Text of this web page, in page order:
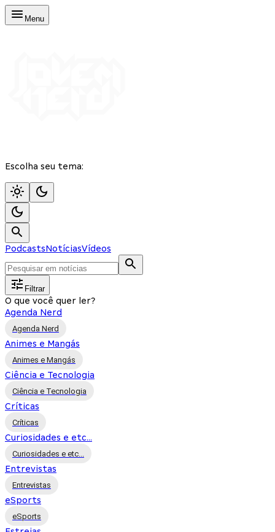
Menu
Escolha seu tema:
PodcastsNotíciasVídeos
Filtrar
O que você quer ler?
Agenda Nerd
Agenda Nerd
Animes e Mangás
Animes e Mangás
Ciência e Tecnologia
Ciência e Tecnologia
Críticas
Críticas
Curiosidades e etc...
Curiosidades e etc...
Entrevistas
Entrevistas
eSports
eSports